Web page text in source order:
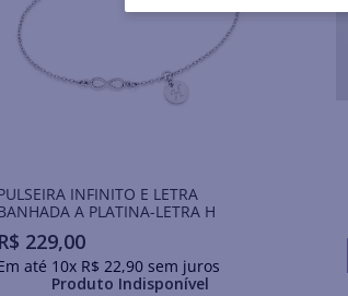
INFINITO E LETRA
A PLATINA-LETRA H
R$ 229,00
até 10x R$ 22,90sem juros
Produto Indisponível